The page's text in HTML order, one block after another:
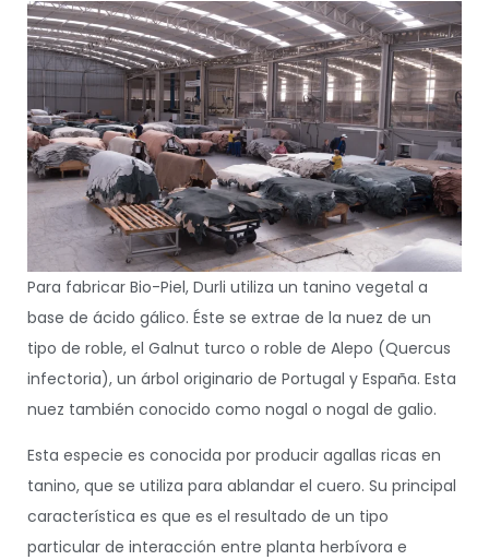
Para fabricar Bio-Piel, Durli utiliza un tanino vegetal a
base de ácido gálico. Éste se extrae de la nuez de un
tipo de roble, el Galnut turco o roble de Alepo (Quercus
infectoria), un árbol originario de Portugal y España. Esta
nuez también conocido como nogal o nogal de galio.
Esta especie es conocida por producir agallas ricas en
tanino, que se utiliza para ablandar el cuero. Su principal
característica es que es el resultado de un tipo
particular de interacción entre planta herbívora e